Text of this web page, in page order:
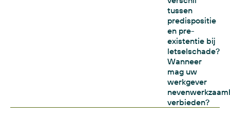
tussen
predispositie
en pre-
existentie bij
letselschade?
Wanneer
mag uw
werkgever
verbieden?